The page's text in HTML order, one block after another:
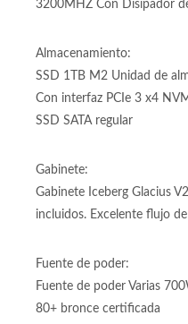
Memoria Ram DDR4 16GB
3200MHZ Con Disipador
Almacenamiento:
Con interfaz PCIe 3 x4
SSD SATA regular
Gabinete Iceberg Glacius
incluidos. Excelente flujo